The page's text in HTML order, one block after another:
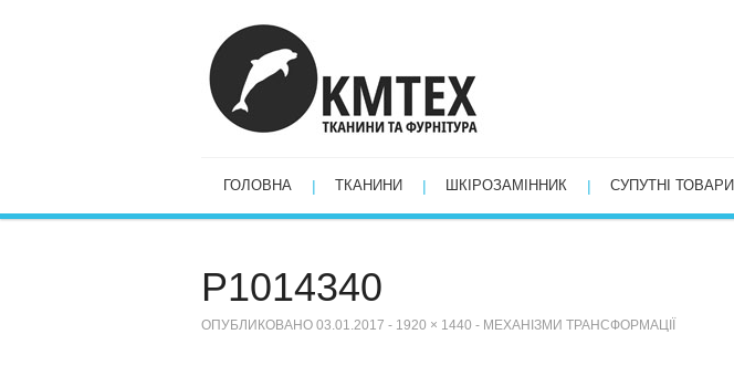
ГОЛОВНА ТКАНИНИ ШКІРОЗАМІННИК СУПУТНІ ТОВАРИ
P1014340
ОПУБЛИКОВАНО 03.01.2017 - 1920 × 1440 - МЕХАНІЗМИ ТРАНСФОРМАЦІЇ